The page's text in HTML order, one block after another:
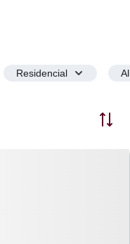
Residencial
Ordenar